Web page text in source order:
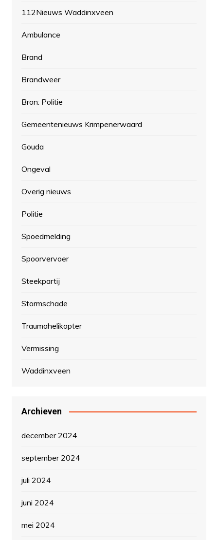
112Nieuws Waddinxveen
Ambulance
Brand
Brandweer
Bron: Politie
Gemeentenieuws Krimpenerwaard
Gouda
Ongeval
Overig nieuws
Politie
Spoedmelding
Spoorvervoer
Steekpartij
Stormschade
Traumahelikopter
Vermissing
Waddinxveen
Archieven
december 2024
september 2024
juli 2024
juni 2024
mei 2024